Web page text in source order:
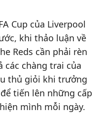
Cup của Liverpool
khi thảo luận về
Reds cần phải rèn
các chàng trai của
thủ giỏi khi trưởng
tiến lên những cấp
mình mỗi ngày.